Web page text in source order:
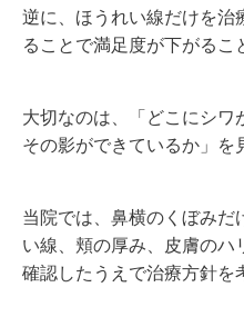
逆に、ほうれい線だけを治
ることで満足度が下がるこ
大切なのは、「どこにシワ
その影ができているか」を
当院では、鼻横のくぼみだ
い線、頬の厚み、皮膚のハ
確認したうえで治療方針を